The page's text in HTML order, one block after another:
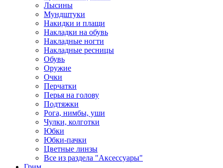
Лысины
Мундштуки
Накидки и плащи
Накладки на обувь
Накладные ногти
Накладные ресницы
Обувь
Оружие
Очки
Перчатки
Перья на голову
Подтяжки
Рога, нимбы, уши
Чулки, колготки
Юбки
Юбки-пачки
Цветные линзы
Все из раздела "Аксессуары"